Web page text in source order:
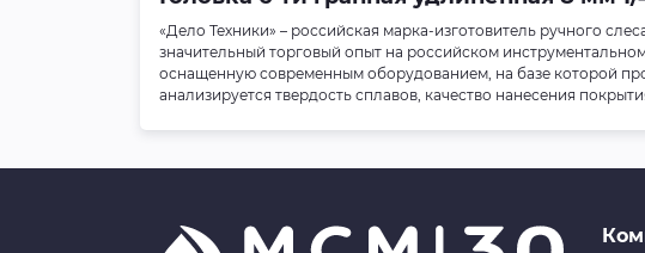
«Дело Техники» – российская марка-изготовитель ручного
значительный торговый опыт на российском
оснащенную современным оборудованием, на базе которой
анализируется твердость сплавов, качество нанесения